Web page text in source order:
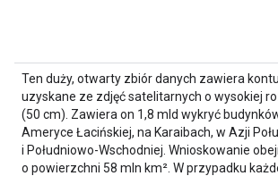
Ten duży, otwarty zbiór danych zawiera
uzyskane ze zdjęć satelitarnych o wysokiej
(50 cm). Zawiera on 1,8 mld wykryć
Ameryce Łacińskiej, na Karaibach, w Azji
i Południowo-Wschodniej. Wnioskowanie
o powierzchni 58 mln km². W przypadku